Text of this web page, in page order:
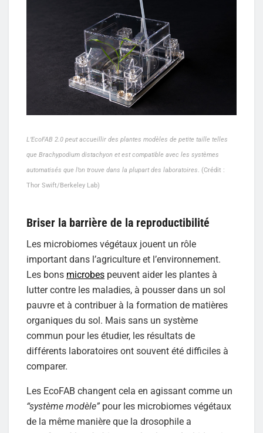
L’EcoFAB 2.0 peut accueillir des plantes modèles de petite taille telles
que Brachypodium distachyon et est compatible avec les systèmes
automatisés que l’on trouve dans la plupart des laboratoires. (Crédit :
Thor Swift/Berkeley Lab)
Briser la barrière de la reproductibilité
Les microbiomes végétaux jouent un rôle
important dans l’agriculture et l’environnement.
Les bons microbes peuvent aider les plantes à
lutter contre les maladies, à pousser dans un sol
pauvre et à contribuer à la formation de matières
organiques du sol. Mais sans un système
commun pour les étudier, les résultats de
différents laboratoires ont souvent été difficiles à
comparer.
Les EcoFAB changent cela en agissant comme un
“système modèle” pour les microbiomes végétaux
de la même manière que la drosophile a